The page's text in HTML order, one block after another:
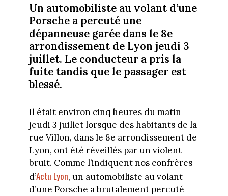
Un automobiliste au volant d’une
Porsche a percuté une
dépanneuse garée dans le 8e
arrondissement de Lyon jeudi 3
juillet. Le conducteur a pris la
fuite tandis que le passager est
blessé.
Il était environ cinq heures du matin
jeudi 3 juillet lorsque des habitants de la
rue Villon, dans le 8e arrondissement de
Lyon, ont été réveillés par un violent
bruit. Comme l’indiquent nos confrères
d’Actu Lyon, un automobiliste au volant
d’une Porsche a brutalement percuté